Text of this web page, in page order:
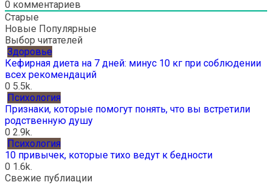
0 комментариев
Старые
Новые Популярные
Выбор читателей
Здоровье
Кефирная диета на 7 дней: минус 10 кг при соблюдении
всех рекомендаций
0 5.5k.
Психология
Признаки, которые помогут понять, что вы встретили
родственную душу
0 2.9k.
Психология
10 привычек, которые тихо ведут к бедности
0 1.6k.
Свежие публиации